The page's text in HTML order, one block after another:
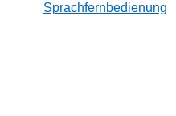
Sprachfernbedienung